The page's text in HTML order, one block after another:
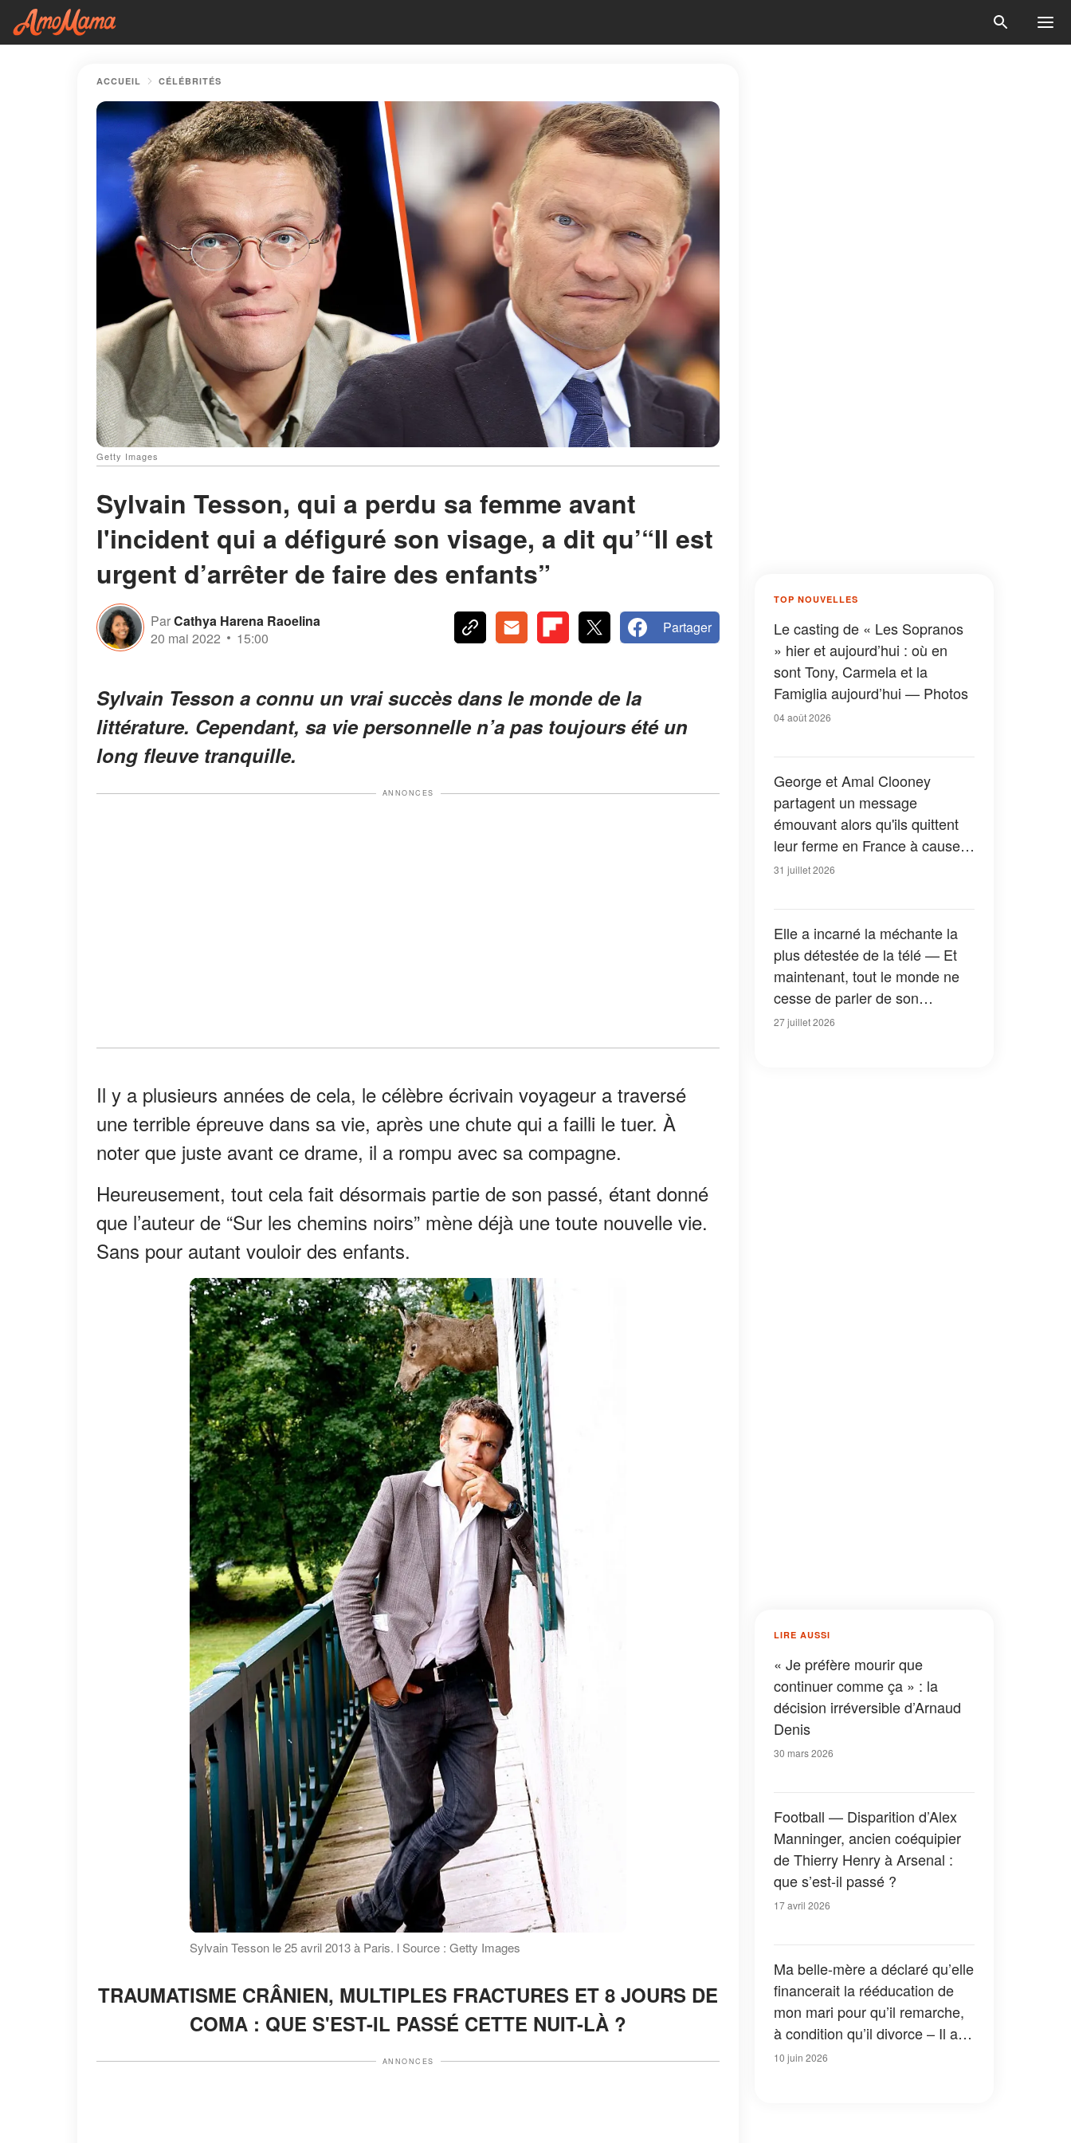
ACCUEIL CÉLÉBRITÉS
Getty Images
Sylvain Tesson, qui a perdu sa femme avant
l'incident qui a défiguré son visage, a dit qu’“Il est
urgent d’arrêter de faire des enfants”
ParCathya Harena Raoelina
20 mai 2022
15:00
Partager
Sylvain Tesson a connu un vrai succès dans le monde de la
littérature. Cependant, sa vie personnelle n’a pas toujours été un
long fleuve tranquille.
ANNONCES
Il y a plusieurs années de cela, le célèbre écrivain voyageur a traversé
une terrible épreuve dans sa vie, après une chute qui a failli le tuer. À
noter que juste avant ce drame, il a rompu avec sa compagne.
Heureusement, tout cela fait désormais partie de son passé, étant donné
que l’auteur de “Sur les chemins noirs” mène déjà une toute nouvelle vie.
Sans pour autant vouloir des enfants.
Sylvain Tesson le 25 avril 2013 à Paris. l Source : Getty Images
TRAUMATISME CRÂNIEN, MULTIPLES FRACTURES ET 8 JOURS DE
COMA : QUE S'EST-IL PASSÉ CETTE NUIT-LÀ ?
ANNONCES
TOP NOUVELLES
Le casting de « Les Sopranos
» hier et aujourd’hui : où en
sont Tony, Carmela et la
Famiglia aujourd’hui — Photos
04 août 2026
George et Amal Clooney
partagent un message
émouvant alors qu'ils quittent
leur ferme en France à cause
des feux de forêt — Tous les
31 juillet 2026
Elle a incarné la méchante la
plus détestée de la télé — Et
maintenant, tout le monde ne
cesse de parler de son
apparition dans la nouvelle
27 juillet 2026
LIRE AUSSI
« Je préfère mourir que
continuer comme ça » : la
décision irréversible d’Arnaud
Denis
30 mars 2026
Football — Disparition d’Alex
Manninger, ancien coéquipier
de Thierry Henry à Arsenal :
que s’est-il passé ?
17 avril 2026
Ma belle-mère a déclaré qu’elle
financerait la rééducation de
mon mari pour qu’il remarche,
à condition qu’il divorce – Il a
accepté, mais a ajouté un
10 juin 2026